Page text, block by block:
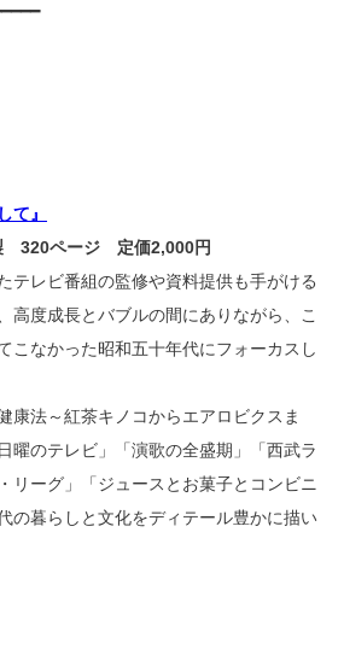
て』
320ページ 定価2,000円
テレビ番組の監修や資料提供も手がける
高度成長とバブルの間にありながら、こ
こなかった昭和五十年代にフォーカスし
康法～紅茶キノコからエアロビクスま
曜のテレビ」「演歌の全盛期」「西武ラ
リーグ」「ジュースとお菓子とコンビニ
の暮らしと文化をディテール豊かに描い